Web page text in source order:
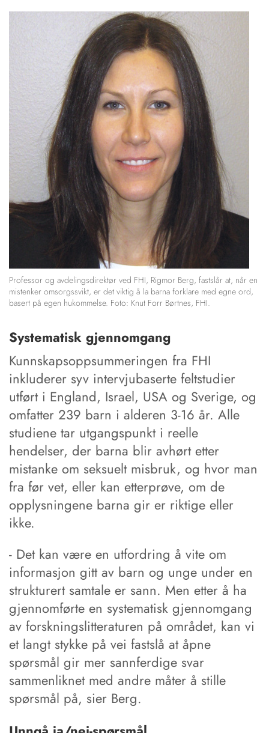
Professor og avdelingsdirektør ved FHI, Rigmor Berg, fastslår at, når en
mistenker omsorgssvikt, er det viktig å la barna forklare med egne ord,
basert på egen hukommelse. Foto: Knut Forr Børtnes, FHI.
Systematisk gjennomgang
Kunnskapsoppsummeringen fra FHI
inkluderer syv intervjubaserte feltstudier
utført i England, Israel, USA og Sverige, og
omfatter 239 barn i alderen 3-16 år. Alle
studiene tar utgangspunkt i reelle
hendelser, der barna blir avhørt etter
mistanke om seksuelt misbruk, og hvor man
fra før vet, eller kan etterprøve, om de
opplysningene barna gir er riktige eller
ikke.
- Det kan være en utfordring å vite om
informasjon gitt av barn og unge under en
strukturert samtale er sann. Men etter å ha
gjennomførte en systematisk gjennomgang
av forskningslitteraturen på området, kan vi
et langt stykke på vei fastslå at åpne
spørsmål gir mer sannferdige svar
sammenliknet med andre måter å stille
spørsmål på, sier Berg.